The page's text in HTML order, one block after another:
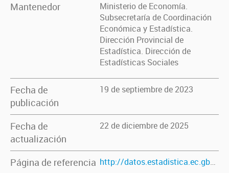
Mantenedor
Ministerio de Economía.
Subsecretaría de Coordinación
Económica y Estadística.
Dirección Provincial de
Estadística. Dirección de
Estadísticas Sociales
Fecha de
publicación
19 de septiembre de 2023
Fecha de
actualización
22 de diciembre de 2025
Página de referencia http://datos.estadistica.ec.gba.gov.ar/dataset/poblacion-penal-por-nivel-de-instruccion-por-genero